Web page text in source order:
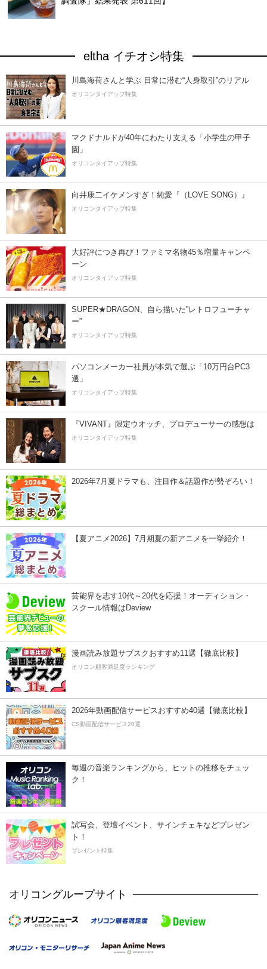
eltha イチオシ特集
川島海荷さんと学ぶ 日常に潜む“人身取引”のリアル
オリコンタイアップ特集
マクドナルドが40年にわたり支える「小学生の甲子
園」
オリコンタイアップ特集
向井康二イケメンすぎ！純愛『（LOVE SONG）』
オリコンタイアップ特集
大好評につき再び！ファミマ名物45％増量キャンペ
ーン
オリコンタイアップ特集
SUPER★DRAGON、自ら描いた”レトロフューチャ
ー”
オリコンタイアップ特集
パソコンメーカー社員が本気で選ぶ「10万円台PC3
選」
オリコンタイアップ特集
『VIVANT』限定ウオッチ、プロデューサーの感想は
オリコンタイアップ特集
2026年7月夏ドラマも、注目作＆話題作が勢ぞろい！
【夏アニメ2026】7月期夏の新アニメを一挙紹介！
芸能界を志す10代～20代を応援！オーディション・
スクール情報はDeview
漫画読み放題サブスクおすすめ11選【徹底比較】
オリコン顧客満足度ランキング
2026年動画配信サービスおすすめ40選【徹底比較】
CS動画配信サービス20選
毎週の音楽ランキングから、ヒットの推移をチェッ
ク！
試写会、登壇イベント、サインチェキなどプレゼン
ト！
プレゼント特集
オリコングループサイト